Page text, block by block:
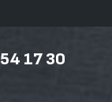
17 30